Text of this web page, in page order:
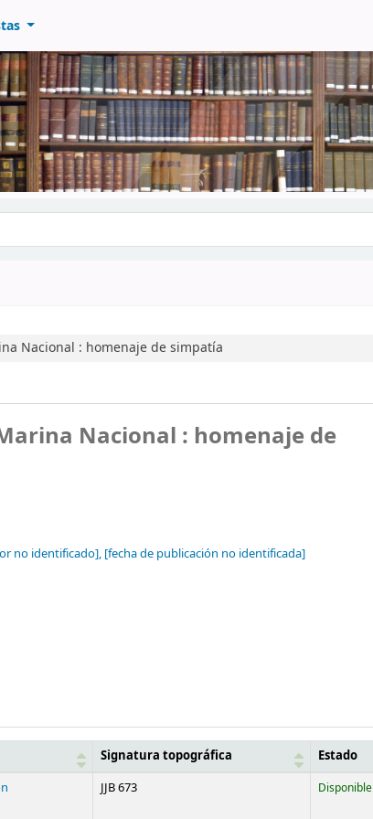
Nacional : homenaje de simpatía
Nacional : homenaje de
no identificado], [fecha de publicación no identificada]
Signatura topográfica
Estado
JJB 673 Disponible